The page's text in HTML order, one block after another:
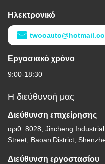
Ηλεκτρονικό
Εργασιακό χρόνο
9:00-18:30
Η διεύθυνσή μας
Διεύθυνση επιχείρησης
αριθ. 8028, Jincheng
Street, Baoan District,
Διεύθυνση εργοστασίου